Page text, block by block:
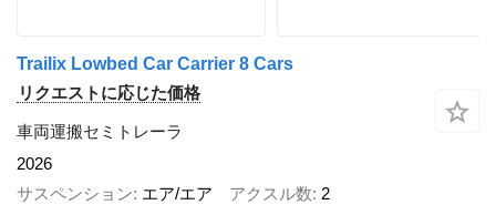
Trailix Lowbed Car Carrier 8 Cars
リクエストに応じた価格
車両運搬セミトレーラ
2026
サスペンション エア/エア アクスル数 2